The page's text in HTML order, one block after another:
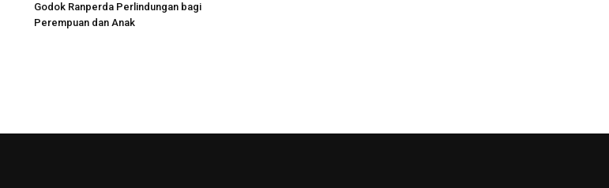
Godok Ranperda Perlindungan bagi
Perempuan dan Anak